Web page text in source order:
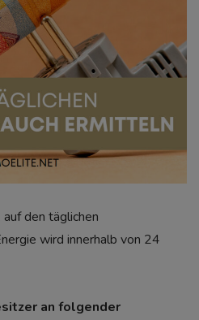
den täglichen
wird innerhalb von 24
an folgender